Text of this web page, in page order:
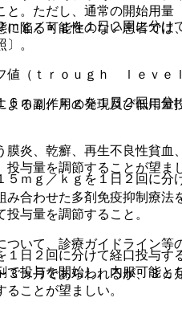
。ただし、通常の開始用
陥る可能性のない患者で
。
（ｔｒｏｕｇｈ ｌｅｖｅ
る副作用の発現及び低用
炎、乾癬、再生不良性貧
与量を調節することが望ま
合わせた多剤免疫抑制療
与量を調節すること。
いて、診療ガイドライン等
ヵ月であらわれるが、３
ことが望ましい。
ｇ／ｋｇを１日２回に分
ｍｇ／ｋｇを１日２回に
ｍｇ／ｋｇを１日２回に
日２回に分けて経口投与
投与を開始し、内服可能